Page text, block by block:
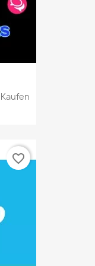
favorite_border